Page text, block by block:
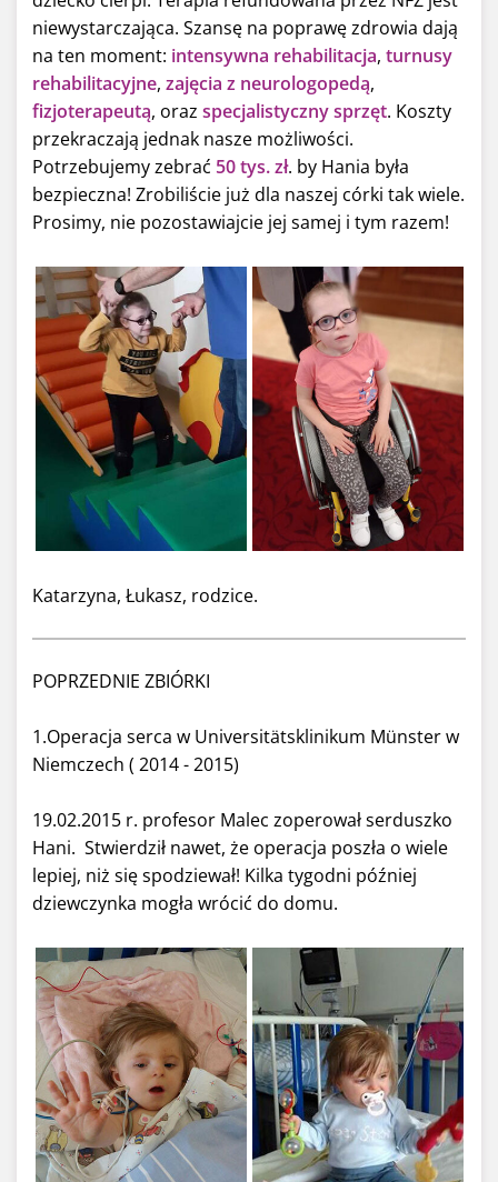
niewystarczająca. Szansę na poprawę zdrowia dają
na ten moment: intensywna rehabilitacja, turnusy
rehabilitacyjne, zajęcia z neurologopedą,
fizjoterapeutą, oraz specjalistyczny sprzęt. Koszty
przekraczają jednak nasze możliwości.
Potrzebujemy zebrać 50 tys. zł. by Hania była
bezpieczna! Zrobiliście już dla naszej córki tak wiele.
Prosimy, nie pozostawiajcie jej samej i tym razem!
Katarzyna, Łukasz, rodzice.
POPRZEDNIE ZBIÓRKI
1.Operacja serca w Universitätsklinikum Münster w
Niemczech ( 2014 - 2015)
19.02.2015 r. profesor Malec zoperował serduszko
Hani. Stwierdził nawet, że operacja poszła o wiele
lepiej, niż się spodziewał! Kilka tygodni później
dziewczynka mogła wrócić do domu.